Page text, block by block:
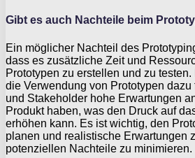
Gibt es auch Nachteile beim
Ein möglicher Nachteil des
dass es zusätzliche Zeit und
Prototypen zu erstellen und zu
die Verwendung von Prototypen
und Stakeholder hohe Erwartungen
Produkt haben, was den Druck auf
erhöhen kann. Es ist wichtig, den
planen und realistische Erwartungen
potenziellen Nachteile zu minimieren.